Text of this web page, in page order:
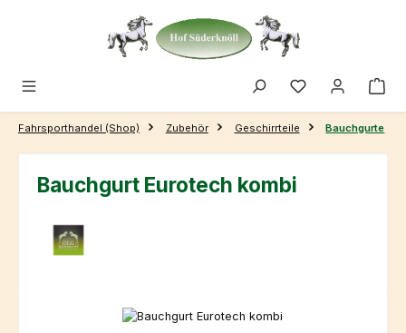
Zum Hauptinhalt springen
Fahrsporthandel (Shop) Zubehör Geschirrteile Bauchgurte
Bauchgurt Eurotech kombi
Bildergalerie überspringen